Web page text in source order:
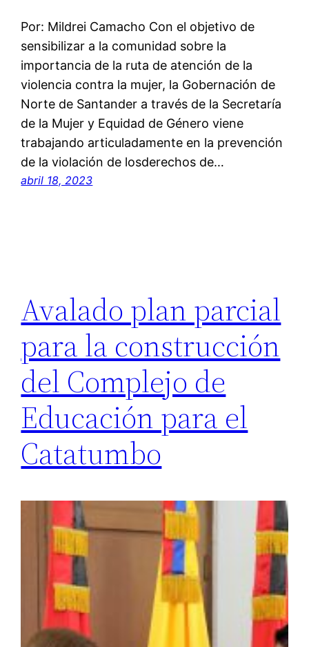
Por: Mildrei Camacho Con el objetivo de
sensibilizar a la comunidad sobre la
importancia de la ruta de atención de la
violencia contra la mujer, la Gobernación de
Norte de Santander a través de la Secretaría
de la Mujer y Equidad de Género viene
trabajando articuladamente en la prevención
de la violación de losderechos de…
abril 18, 2023
Avalado plan parcial
para la construcción
del Complejo de
Educación para el
Catatumbo